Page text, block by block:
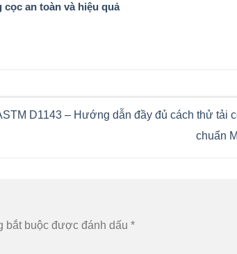
an toàn và hiệu quả
D1143 – Hướng dẫn đầy đủ cách thử tải
chuẩn
bắt buộc được đánh dấu *